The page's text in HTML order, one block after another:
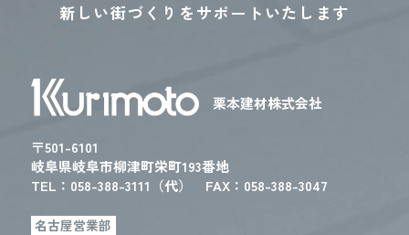
新しい街づくりをサポートいたします
栗本建材株式会社
〒501-6101
岐阜県岐阜市柳津町栄町193番地
TEL： 058-388-3111（代） FAX：058-388-3047
名古屋営業部